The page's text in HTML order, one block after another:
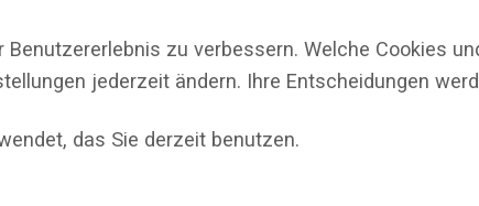
zu verbessern. Welche Cookies
jederzeit ändern. Ihre Entscheidungen
das Sie derzeit benutzen.